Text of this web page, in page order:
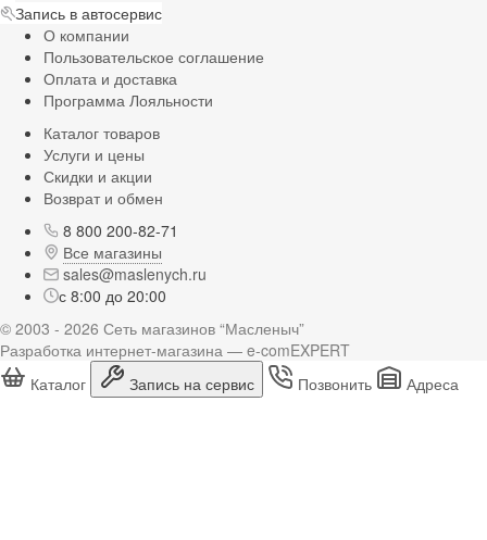
Запись в автосервис
О компании
Пользовательское соглашение
Оплата и доставка
Программа Лояльности
Каталог товаров
Услуги и цены
Скидки и акции
Возврат и обмен
8 800 200-82-71
Все магазины
sales@maslenych.ru
с 8:00 до 20:00
© 2003 - 2026 Сеть магазинов “Масленыч”
Разработка интернет-магазина — e-comEXPERT
Каталог
Запись на сервис Позвонить Адреса